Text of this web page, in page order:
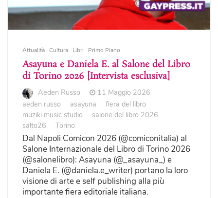
Attualità Cultura Libri Primo Piano
Asayuna e Daniela E. al Salone del Libro
di Torino 2026 [Intervista esclusiva]
Aeden Russo
11 Maggio 2026
aeden russo
asayuna
fiera del libro
muziki music studio
salone del libro 2026
salto26
Torino
Dal Napoli Comicon 2026 (@comiconitalia) al
Salone Internazionale del Libro di Torino 2026
(@salonelibro): Asayuna (@_asayuna_) e
Daniela E. (@daniela.e_writer) portano la loro
visione di arte e self publishing alla più
importante fiera editoriale italiana.